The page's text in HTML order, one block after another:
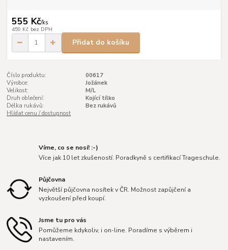
555 Kč/ks
459 Kč bez DPH
Přidat do košíku
Číslo produktu:
00617
Výrobce:
Jožánek
Velikost:
M/L
Druh oblečení:
Kojící tílko
Délka rukávů:
Bez rukávů
Hlídat cenu / dostupnost
Víme, co se nosí! :-)
Více jak 10 let zkušeností. Poradkyně s certifikací Trageschule.
Půjčovna
Největší půjčovna nosítek v ČR. Možnost zapůjčení a
vyzkoušení před koupí.
Jsme tu pro vás
Pomůžeme kdykoliv, i on-line. Poradíme s výběrem i
nastavením.